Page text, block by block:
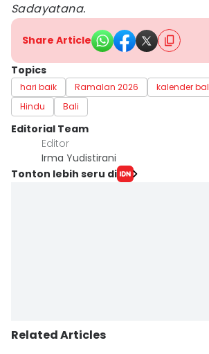
Sadayatana.
Share Article
Topics
hari baik Ramalan 2026 kalender
Hindu
Bali
Editorial Team
Editor
Irma Yudistirani
Tonton lebih seru di
Related Articles